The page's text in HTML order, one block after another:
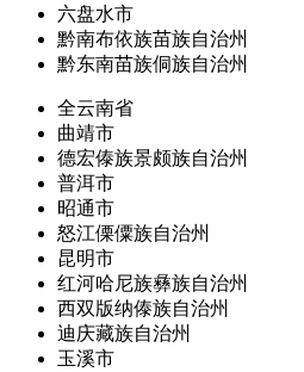
六盘水市
黔南布依族苗族自治州
黔东南苗族侗族自治州
全云南省
曲靖市
德宏傣族景颇族自治州
普洱市
昭通市
怒江傈僳族自治州
昆明市
红河哈尼族彝族自治州
西双版纳傣族自治州
迪庆藏族自治州
玉溪市